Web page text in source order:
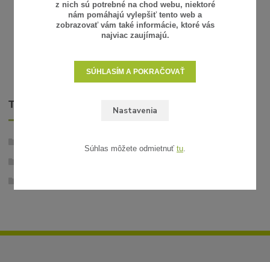
PRIDAŤ DO KOŠÍKA
TOVAR ZARADENÝ V KATEGÓRIÁCH
z nich sú potrebné na chod webu, niektoré
nám pomáhajú vylepšiť tento web a
zobrazovať vám také informácie, ktoré vás
najviac zaujímajú.
Nastavenia
SÚHLASÍM A POKRAČOVAŤ
Súhlas môžete odmietnuť tu.